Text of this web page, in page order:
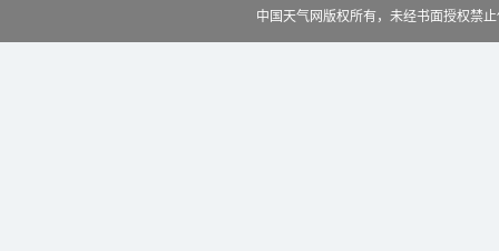
中国天气网版权所有，未经书面授权